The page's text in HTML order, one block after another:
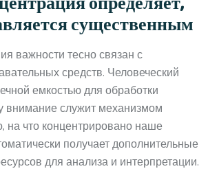
существенным
важности тесно связан с
средств. Человеческий
емкостью для обработки
внимание служит механизмом
на что концентрировано наше
получает дополнительные
для анализа и интерпретации.